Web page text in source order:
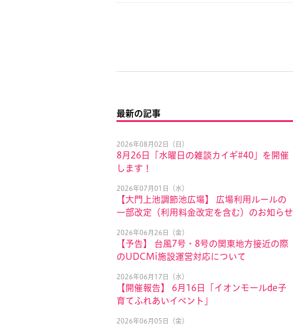
最新の記事
2026年08月02日（日）
8月26日「水曜日の雑談カイギ#40」を開催
します！
2026年07月01日（水）
【大門上池調節池広場】 広場利用ルールの
一部改定（利用料金改定を含む）のお知らせ
2026年06月26日（金）
【予告】 台風7号・8号の関東地方接近の際
のUDCMi施設運営対応について
2026年06月17日（水）
【開催報告】 6月16日「イオンモールde子
育てふれあいイベント」
2026年06月05日（金）